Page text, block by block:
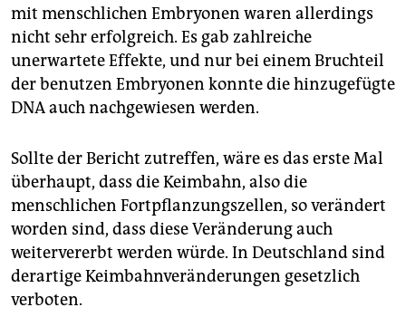
mit menschlichen Embryonen waren allerdings
nicht sehr erfolgreich. Es gab zahlreiche
unerwartete Effekte, und nur bei einem Bruchteil
der benutzen Embryonen konnte die hinzugefügte
DNA auch nachgewiesen werden.
Sollte der Bericht zutreffen, wäre es das erste Mal
überhaupt, dass die Keimbahn, also die
menschlichen Fortpflanzungszellen, so verändert
worden sind, dass diese Veränderung auch
weitervererbt werden würde. In Deutschland sind
derartige Keimbahnveränderungen gesetzlich
verboten.